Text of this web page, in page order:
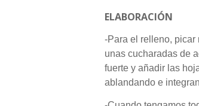
ELABORACIÓN
-Para el relleno, picar
unas cucharadas de
fuerte y añadir las
ablandando e